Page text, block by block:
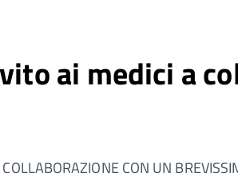
ai medici a
CON UN